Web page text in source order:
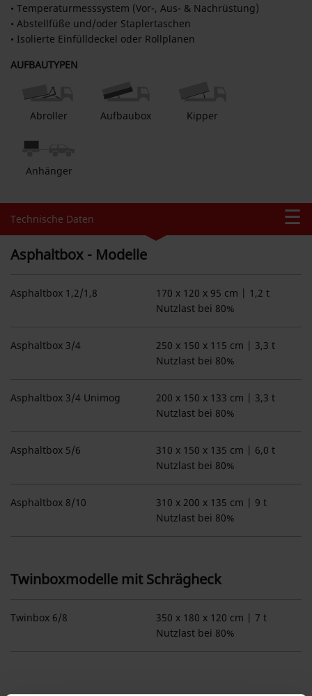
• Temperaturmesssystem (Vor-, Aus- & Nachrüstung)
• Abstellfüße und/oder Staplertaschen
• Isolierte Einfülldeckel oder Rollplanen
AUFBAUTYPEN
Abroller Aufbaubox Kipper
Anhänger
Technische Daten
Asphaltbox - Modelle
Asphalt­box 1,2/​1,8
170 x 120 x 95 cm | 1,2 t
Nutzlast bei 80%
Asphalt­box 3/​4
250 x 150 x 115 cm | 3,3 t
Nutzlast bei 80%
Asphalt­box 3/​4 Unimog
200 x 150 x 133 cm | 3,3 t
Nutzlast bei 80%
Asphalt­box 5/​6
310 x 150 x 135 cm | 6,0 t
Nutzlast bei 80%
Asphalt­box 8/​10
310 x 200 x 135 cm | 9 t
Nutzlast bei 80%
Twinboxmodelle mit Schrägheck
Twin­box 6/​8
350 x 180 x 120 cm | 7 t
Nutzlast bei 80%